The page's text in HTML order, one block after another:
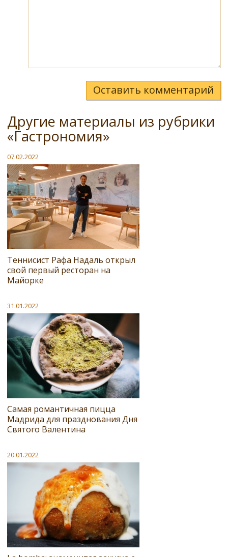
Оставить комментарий
Другие материалы из рубрики
«Гастрономия»
07.02.2022
Теннисист Рафа Надаль открыл
свой первый ресторан на
Майорке
31.01.2022
Самая романтичная пицца
Мадрида для празднования Дня
Святого Валентина
20.01.2022